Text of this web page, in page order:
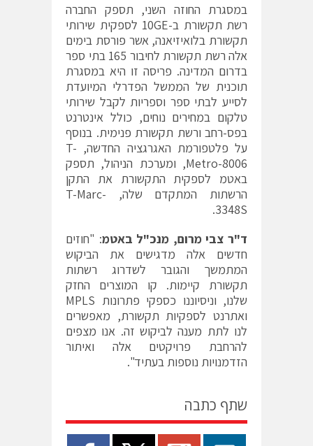
במסגרת החוזה השני, תספק החברה
רשת תקשורת ב-10GE לספקית שירותי
תקשורת בלואיזיאנה, אשר פורסת בימים
אלה רשת תקשורת לחיבור 165 בתי ספר
בדרום המדינה. פריסה זו היא במסגרת
תוכנית של הממשל הפדרלי המיועדת
לסייע לבתי ספר וספריות לקבל שירותי
טלקום במחירים נוחים, כולל אינטרנט
בפס-רחב ורשת תקשורת פנימית. בנוסף
על פלטפורמת האגרגציה החדשה, T-
Metro-8006, ומערכת הניהול, תספק
באטמ לספקית התקשורת את התקן
הרשתות המתקדם שלה, T-Marc-
3348S.
ד"ר צבי מרום, מנכ"ל באטמ: "חוזים
חדשים אלה מדגישים את הביקוש
המתמשך והגובר לשדרוג רשתות
תקשורת קיימות. קו המוצרים החזק
שלנו, וניסיוננו כספקי פתרונות MPLS
ואתרנט לספקיות תקשורת, מאפשרים
לנו לתת מענה לביקוש זה. אנו מצפים
להרחבת פרויקטים אלה ואיתור
הזדמנויות נוספות בעתיד".
שתף כתבה